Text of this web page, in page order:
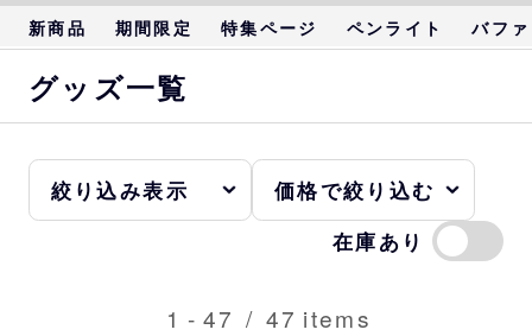
新商品 期間限定 特集ページ ペンライト バフ
グッズ一覧
在庫あり
1 - 47 / 47 items